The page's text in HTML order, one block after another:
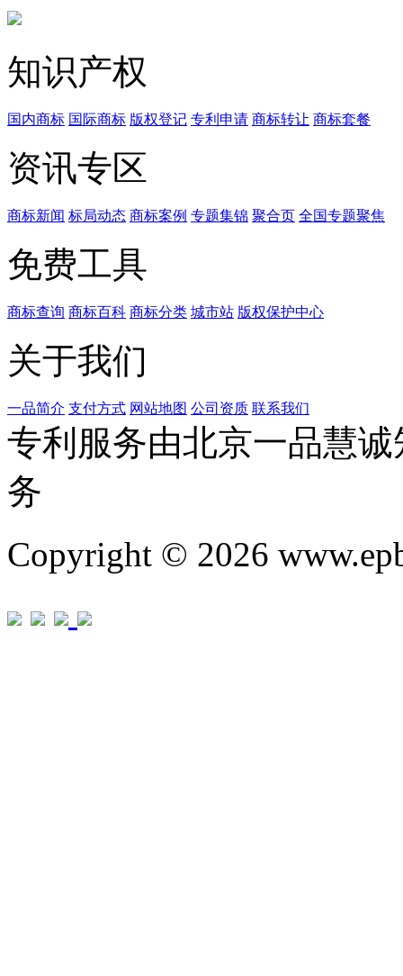
知识产权
国内商标 国际商标 版权登记 专利申请 商标转让 商标套餐
资讯专区
商标新闻 标局动态 商标案例 专题集锦 聚合页 全国专题聚焦
免费工具
商标查询 商标百科 商标分类 城市站 版权保护中心
关于我们
一品简介 支付方式 网站地图 公司资质 联系我们
专利服务由北京一品慧
务
Copyright © 2026